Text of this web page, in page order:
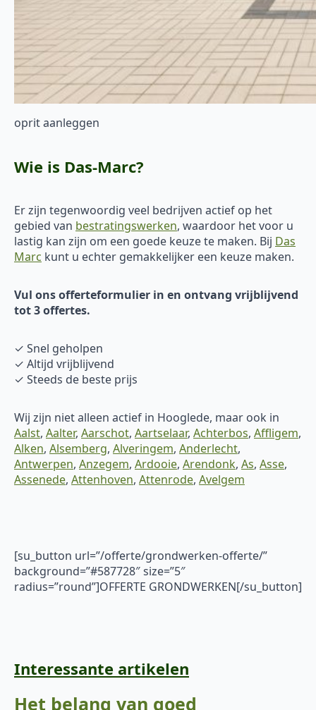
oprit aanleggen
Wie is Das-Marc?
Er zijn tegenwoordig veel bedrijven actief op het
gebied van bestratingswerken, waardoor het voor u
lastig kan zijn om een goede keuze te maken. Bij Das
Marc kunt u echter gemakkelijker een keuze maken.
Vul ons offerteformulier in en ontvang vrijblijvend
tot 3 offertes.
✓ Snel geholpen
✓ Altijd vrijblijvend
✓ Steeds de beste prijs
Wij zijn niet alleen actief in Hooglede, maar ook in
Aalst, Aalter, Aarschot, Aartselaar, Achterbos, Affligem,
Alken, Alsemberg, Alveringem, Anderlecht,
Antwerpen, Anzegem, Ardooie, Arendonk, As, Asse,
Assenede, Attenhoven, Attenrode, Avelgem
[su_button url=”/offerte/grondwerken-offerte/”
background=”#587728″ size=”5″
radius=”round”]OFFERTE GRONDWERKEN[/su_button]
Interessante artikelen
Het belang van goed